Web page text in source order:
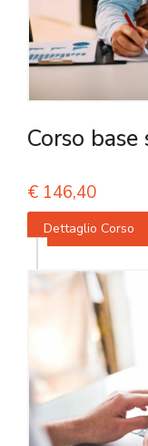
Corso
€ 146,40
Dettaglio Corso